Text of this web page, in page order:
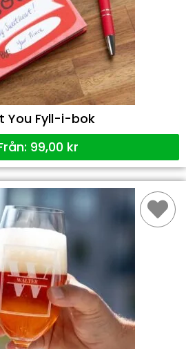
You Fyll-i-bok
99,00 kr